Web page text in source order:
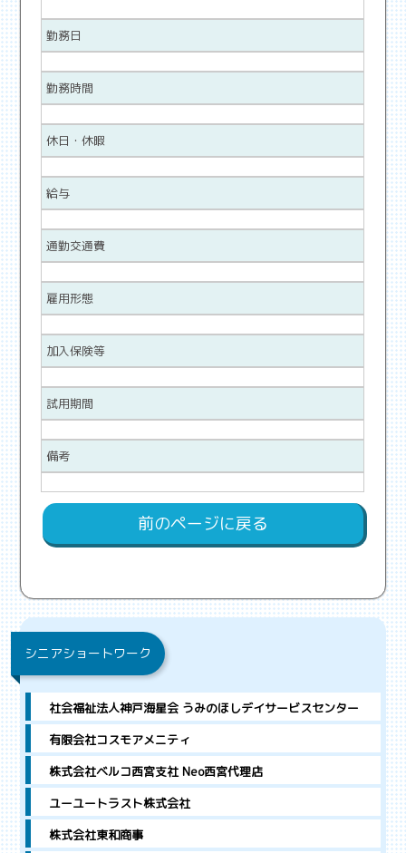
勤務日
勤務時間
休日・休暇
給与
通勤交通費
雇用形態
加入保険等
試用期間
備考
前のページに戻る
シニアショートワーク
社会福祉法人神戸海星会 うみのほしデイサービスセンター
有限会社コスモアメニティ
株式会社ベルコ西宮支社 Neo西宮代理店
ユーユートラスト株式会社
株式会社東和商事